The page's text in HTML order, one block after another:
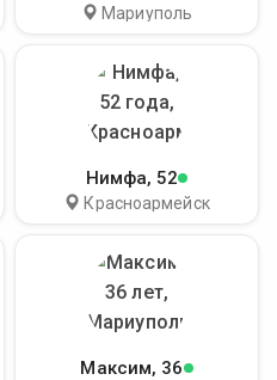
Мариуполь
Нимфа, 52
Красноармейск
Максим, 36